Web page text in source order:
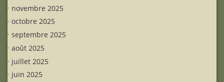
novembre 2025
octobre 2025
septembre 2025
août 2025
juillet 2025
juin 2025